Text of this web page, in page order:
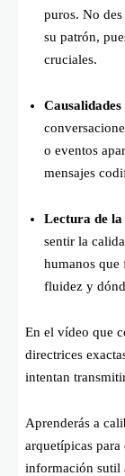
puros. No
su patrón,
cruciales.
o eventos
mensajes
Lectura de
sentir la
humanos que
fluidez y
En el vídeo que
directrices
intentan
Aprenderás a
arquetípicas
información sutil